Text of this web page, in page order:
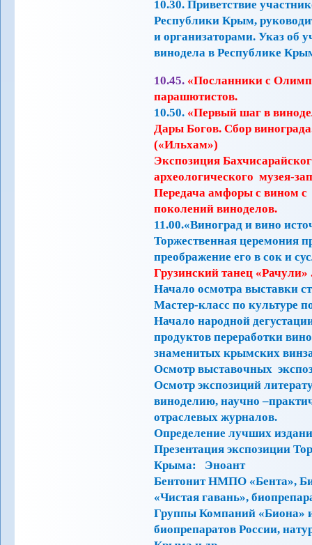
10.30. Приветствие
Республики Крым,
и организаторами.Указ об
винодела в Республике
10.45. «Посланники с
парашютистов.
10.50. «Первый шаг в
Дары Богов. Сбор
(«Ильхам»)
Экспозиция
археологического музея-
Передача амфоры с вином
поколений виноделов.
11.00.«Виноград и вино
Торжественная церемония
преображение его в сок и
Грузинский танец
Начало осмотра выставки
Мастер-класс по культуре
Начало народной
продуктов переработки
знаменитых крымских
Осмотр выставочных
Осмотр экспозиций
виноделию, научно
отраслевых журналов.
Определение лучших
Презентация экспозиции
Крыма: Эноант
Бентонит НМПО «Бента»,
«Чистая гавань»,
Группы Компаний «Биона»
биопрепаратов России,